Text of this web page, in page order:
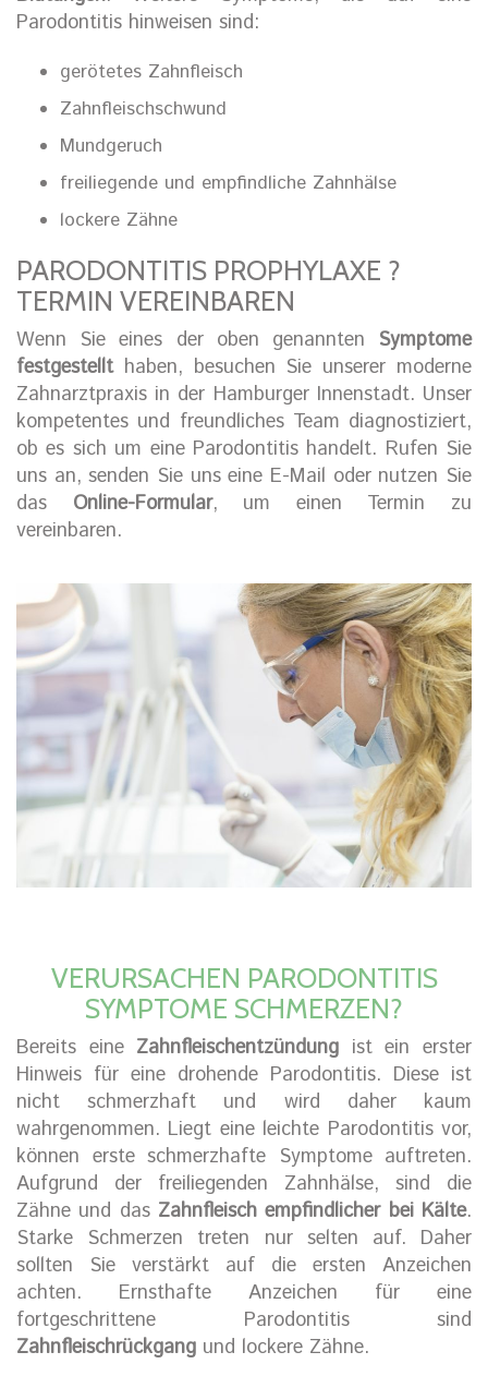
Parodontitis hinweisen sind:
gerötetes Zahnfleisch
Zahnfleischschwund
Mundgeruch
freiliegende und empfindliche Zahnhälse
lockere Zähne
PARODONTITIS PROPHYLAXE ?
TERMIN VEREINBAREN
Wenn Sie eines der oben genannten Symptome
festgestellthaben, besuchen Sie unserer moderne
Zahnarztpraxis in der Hamburger Innenstadt. Unser
kompetentes und freundliches Team diagnostiziert,
ob es sich um eine Parodontitis handelt. Rufen Sie
uns an, senden Sie uns eine E-Mail oder nutzen Sie
das Online-Formular, um einen Termin zu
vereinbaren.
VERURSACHEN PARODONTITIS
SYMPTOME SCHMERZEN?
Bereits eine Zahnfleischentzündung ist ein erster
Hinweis für eine drohende Parodontitis. Diese ist
nicht schmerzhaft und wird daher kaum
wahrgenommen. Liegt eine leichte Parodontitis vor,
können erste schmerzhafte Symptome auftreten.
Aufgrund der freiliegenden Zahnhälse, sind die
Zähne und das Zahnfleisch empfindlicher bei Kälte.
Starke Schmerzen treten nur selten auf. Daher
sollten Sie verstärkt auf die ersten Anzeichen
achten. Ernsthafte Anzeichen für eine
fortgeschrittene Parodontitis sind
Zahnfleischrückgang und lockere Zähne.